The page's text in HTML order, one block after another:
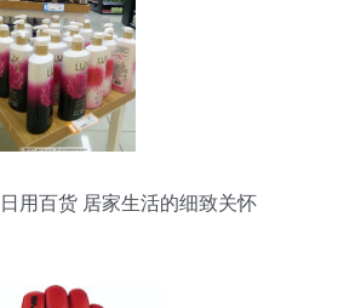
用百货 居家生活的细致关怀